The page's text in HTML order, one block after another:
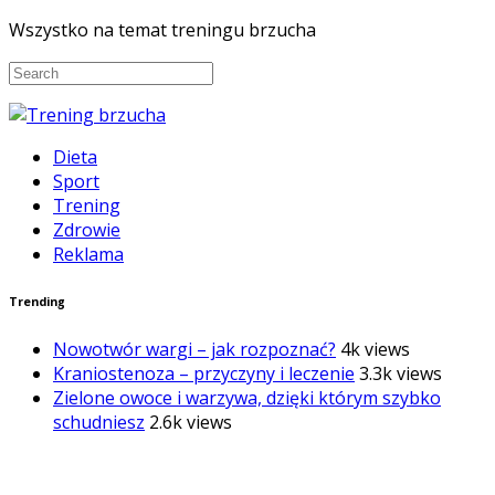
Wszystko na temat treningu brzucha
Dieta
Sport
Trening
Zdrowie
Reklama
Trending
Nowotwór wargi – jak rozpoznać? 4k views
Kraniostenoza – przyczyny i leczenie 3.3k views
Zielone owoce i warzywa, dzięki którym szybko
schudniesz 2.6k views